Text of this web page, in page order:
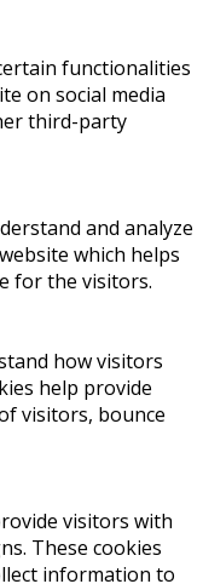
functionalities
on social media
third-party
and analyze
which helps
for the visitors.
how visitors
help provide
visitors, bounce
visitors with
These cookies
information to